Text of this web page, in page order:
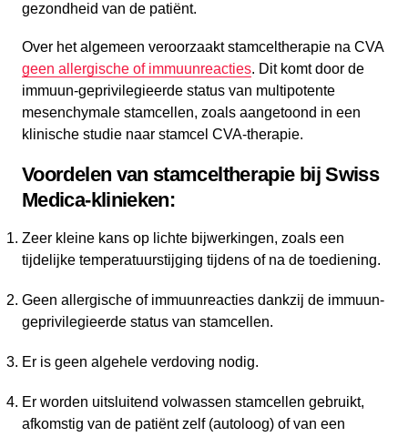
gezondheid van de patiënt.
Over het algemeen veroorzaakt stamceltherapie na CVA
geen allergische of immuunreacties. Dit komt door de
immuun-geprivilegieerde status van multipotente
mesenchymale stamcellen, zoals aangetoond in een
klinische studie naar stamcel CVA-therapie.
Voordelen van stamceltherapie bij Swiss
Medica-klinieken:
Zeer kleine kans op lichte bijwerkingen, zoals een
tijdelijke temperatuurstijging tijdens of na de toediening.
Geen allergische of immuunreacties dankzij de immuun-
geprivilegieerde status van stamcellen.
Er is geen algehele verdoving nodig.
Er worden uitsluitend volwassen stamcellen gebruikt,
afkomstig van de patiënt zelf (autoloog) of van een